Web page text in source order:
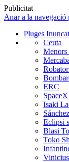
Publicitat
Anar a la navegació
Pluges Inuncat
Ceuta
Menors
ERC
SpaceX
Isaki
Eclipsi
Blasi
Toko
Vinicius